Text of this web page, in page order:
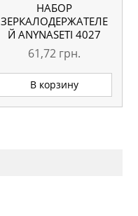
НАБОР
ЗЕРКАЛОДЕРЖАТЕЛЕ
Й АNYNASETI 4027
ХРОМ (4ШТ)
61,72 грн.
В корзину